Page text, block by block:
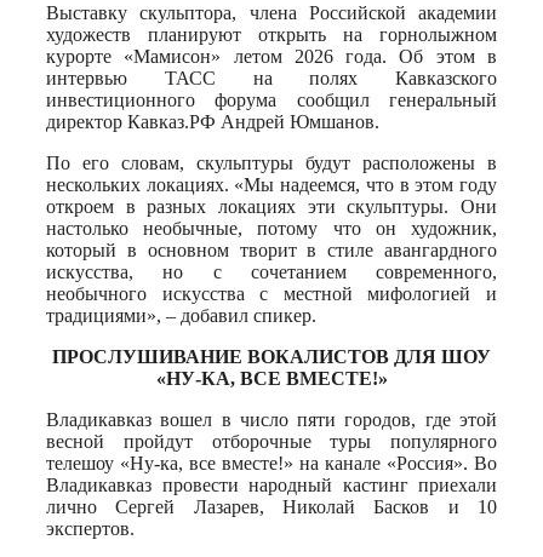
Выставку скульптора, члена Российской академии
художеств планируют открыть на горнолыжном
курорте «Мамисон» летом 2026 года. Об этом в
интервью ТАСС на полях Кавказского
инвестиционного форума сообщил генеральный
директор Кавказ.РФ Андрей Юмшанов.
По его словам, скульптуры будут расположены в
нескольких локациях. «Мы надеемся, что в этом году
откроем в разных локациях эти скульптуры. Они
настолько необычные, потому что он художник,
который в основном творит в стиле авангардного
искусства, но с сочетанием современного,
необычного искусства с местной мифологией и
традициями», – добавил спикер.
ПРОСЛУШИВАНИЕ ВОКАЛИСТОВ ДЛЯ ШОУ
«НУ-КА, ВСЕ ВМЕСТЕ!»
Владикавказ вошел в число пяти городов, где этой
весной пройдут отборочные туры популярного
телешоу «Ну-ка, все вместе!» на канале «Россия». Во
Владикавказ провести народный кастинг приехали
лично Сергей Лазарев, Николай Басков и 10
экспертов.